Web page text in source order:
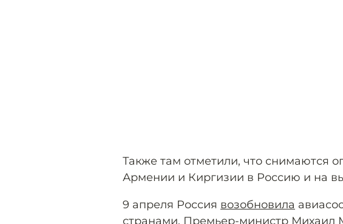
Также там отметили, что снимаются
Армении и Киргизии в Россию и на
9 апреля Россия возобновила
странами. Премьер-министр Михаил